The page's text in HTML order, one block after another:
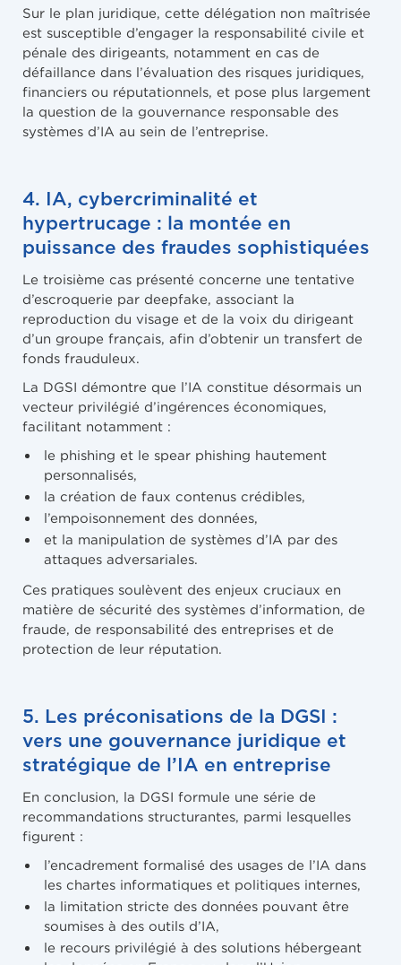
Sur le plan juridique, cette délégation non maîtrisée
est susceptible d’engager la responsabilité civile et
pénale des dirigeants, notamment en cas de
défaillance dans l’évaluation des risques juridiques,
financiers ou réputationnels, et pose plus largement
la question de la gouvernance responsable des
systèmes d’IA au sein de l’entreprise.
4. IA, cybercriminalité et
hypertrucage : la montée en
puissance des fraudes sophistiquées
Le troisième cas présenté concerne une tentative
d’escroquerie par deepfake, associant la
reproduction du visage et de la voix du dirigeant
d’un groupe français, afin d’obtenir un transfert de
fonds frauduleux.
La DGSI démontre que l’IA constitue désormais un
vecteur privilégié d’ingérences économiques,
facilitant notamment :
le phishing et le spear phishing hautement
personnalisés,
la création de faux contenus crédibles,
l’empoisonnement des données,
et la manipulation de systèmes d’IA par des
attaques adversariales.
Ces pratiques soulèvent des enjeux cruciaux en
matière de sécurité des systèmes d’information, de
fraude, de responsabilité des entreprises et de
protection de leur réputation.
5. Les préconisations de la DGSI :
vers une gouvernance juridique et
stratégique de l’IA en entreprise
En conclusion, la DGSI formule une série de
recommandations structurantes, parmi lesquelles
figurent :
l’encadrement formalisé des usages de l’IA dans
les chartes informatiques et politiques internes,
la limitation stricte des données pouvant être
soumises à des outils d’IA,
le recours privilégié à des solutions hébergeant